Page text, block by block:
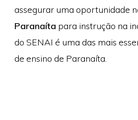
assegurar uma oportunidade
Paranaíta para instrução na
do SENAI é uma das mais
de ensino de Paranaíta.